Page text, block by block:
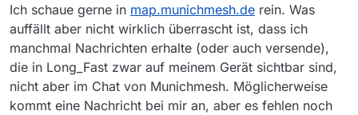
Ich schaue gerne in map.munichmesh.de rein. Was
auffällt aber nicht wirklich überrascht ist, dass ich
manchmal Nachrichten erhalte (oder auch versende),
die in Long_Fast zwar auf meinem Gerät sichtbar sind,
nicht aber im Chat von Munichmesh. Möglicherweise
kommt eine Nachricht bei mir an, aber es fehlen noch